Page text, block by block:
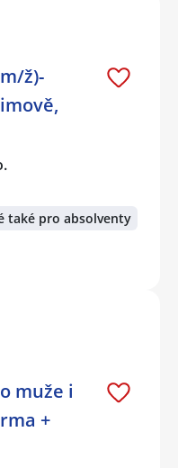
ž)-
také pro absolventy
muže i
+